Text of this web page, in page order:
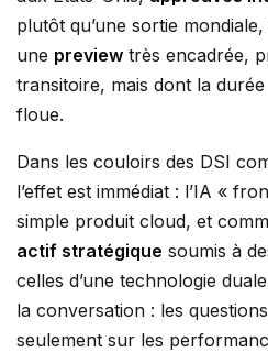
plutôt qu’une sortie
une previewtrès encadrée,
transitoire, mais dont la
floue.
Dans les couloirs des DSI
l’effet est immédiat : l’IA «
simple produit cloud, et
actif stratégique soumis à
celles d’une technologie
la conversation : les
seulement sur les